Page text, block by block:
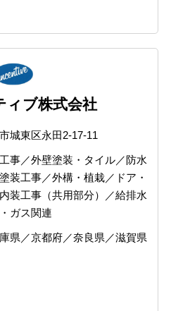
ィブ株式会社
城東区永田2-17-11
事／外壁塗装・タイル／防水
装工事／外構・植栽／ドア・
装工事（共用部分）／給排水
ガス関連
県／京都府／奈良県／滋賀県